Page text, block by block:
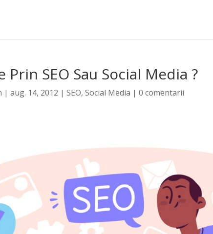
Prin SEO Sau Social Media ?
|aug. 14, 2012 |SEO,Social Media |0 comentarii